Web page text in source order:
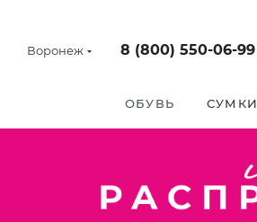
Воронеж 8 (800) 550-06-99
ОБУВЬ СУМКИ